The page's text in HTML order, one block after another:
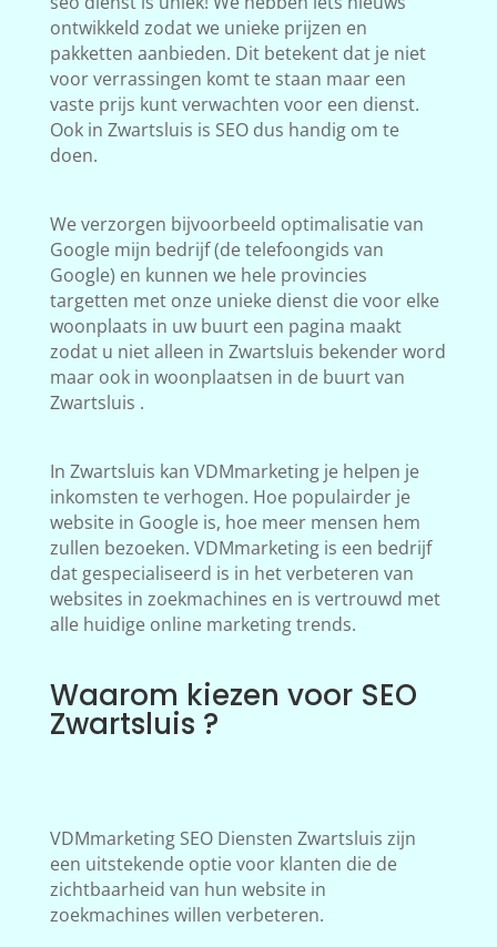
ontwikkeld zodat we unieke prijzen en
pakketten aanbieden. Dit betekent dat je niet
voor verrassingen komt te staan maar een
vaste prijs kunt verwachten voor een dienst.
Ook in Zwartsluis is SEO dus handig om te
doen.
We verzorgen bijvoorbeeld optimalisatie van
Google mijn bedrijf (de telefoongids van
Google) en kunnen we hele provincies
targetten met onze unieke dienst die voor elke
woonplaats in uw buurt een pagina maakt
zodat u niet alleen in Zwartsluis bekender word
maar ook in woonplaatsen in de buurt van
Zwartsluis .
In Zwartsluis kan VDMmarketing je helpen je
inkomsten te verhogen. Hoe populairder je
website in Google is, hoe meer mensen hem
zullen bezoeken. VDMmarketing is een bedrijf
dat gespecialiseerd is in het verbeteren van
websites in zoekmachines en is vertrouwd met
alle huidige online marketing trends.
Waarom kiezen voor SEO
Zwartsluis ?
VDMmarketing SEO Diensten Zwartsluis zijn
een uitstekende optie voor klanten die de
zichtbaarheid van hun website in
zoekmachines willen verbeteren.